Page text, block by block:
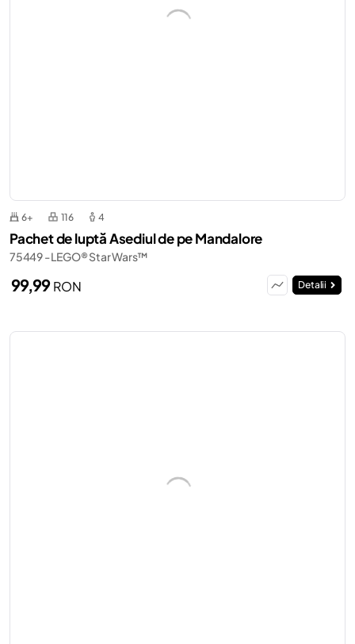
6+ 116 4
Pachet de luptă Asediul de pe Mandalore
75449 - LEGO® Star Wars™
99,99RON Detalii